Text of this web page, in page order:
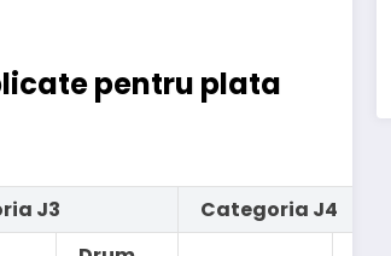
pentru plata
J3
Categoria J4